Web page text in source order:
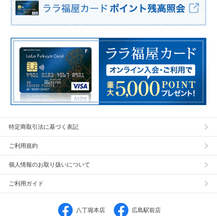
特定商取引法に基づく表記
ご利用規約
個人情報のお取り扱いについて
ご利用ガイド
八丁堀本店 広島駅前店